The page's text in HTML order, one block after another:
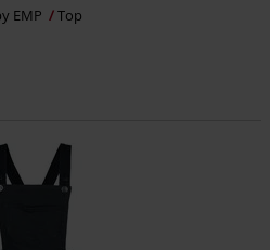
EMP Top